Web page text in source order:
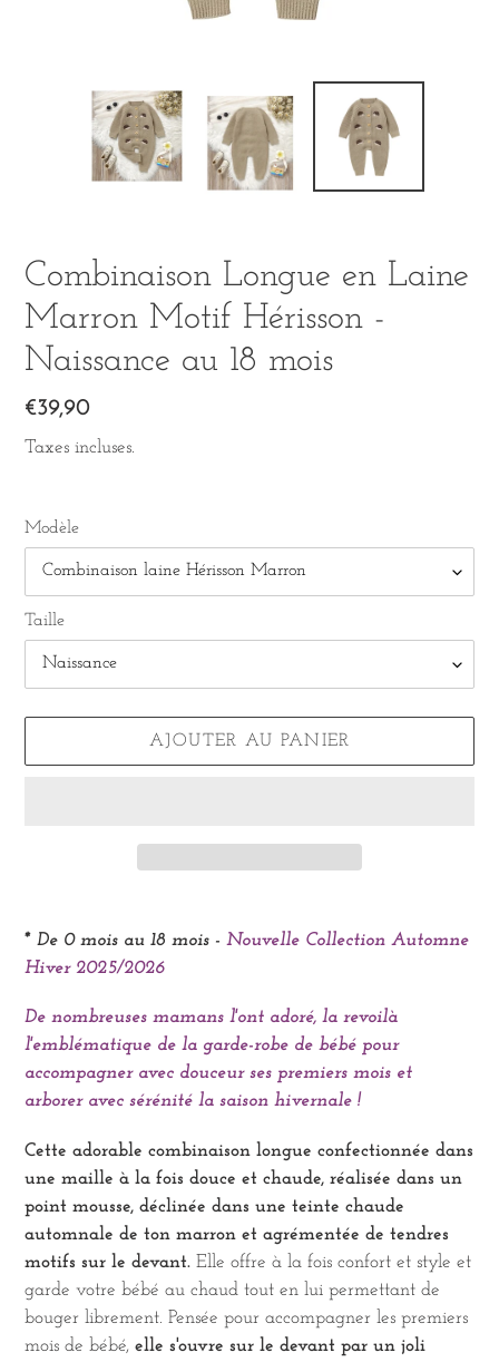
Combinaison Longue en Laine
Marron Motif Hérisson -
Naissance au 18 mois
Prix
normal
€39,90
Taxes incluses.
Modèle
Taille
AJOUTER AU PANIER
d'un
produit
votre
panier
* De 0 mois au 18 mois - Nouvelle Collection Automne
Hiver 2025/2026
De nombreuses mamans l'ont adoré, la revoilà
l'emblématique de la garde-robe de bébé pour
accompagner avec douceur ses premiers mois et
arborer avec sérénité la saison hivernale !
Cette adorable combinaison longue confectionnée dans
une maille à la fois douce et chaude, réalisée dans un
point mousse, déclinée dans une teinte chaude
automnale de ton marron et agrémentée de tendres
motifs sur le devant. Elle offre à la fois confort et style et
garde votre bébé au chaud tout en lui permettant de
bouger librement. Pensée pour accompagner les premiers
mois de bébé, elle s'ouvre sur le devant par un joli